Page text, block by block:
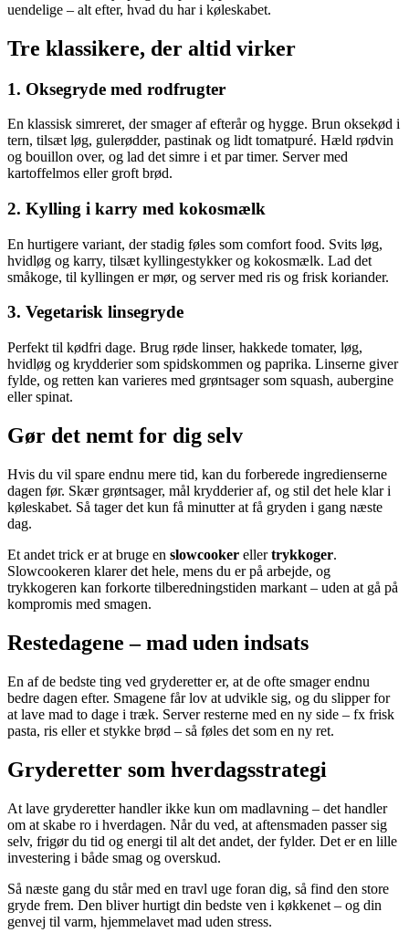
uendelige – alt efter, hvad du har i køleskabet.
Tre klassikere, der altid virker
1. Oksegryde med rodfrugter
En klassisk simreret, der smager af efterår og hygge. Brun oksekød i
tern, tilsæt løg, gulerødder, pastinak og lidt tomatpuré. Hæld rødvin
og bouillon over, og lad det simre i et par timer. Server med
kartoffelmos eller groft brød.
2. Kylling i karry med kokosmælk
En hurtigere variant, der stadig føles som comfort food. Svits løg,
hvidløg og karry, tilsæt kyllingestykker og kokosmælk. Lad det
småkoge, til kyllingen er mør, og server med ris og frisk koriander.
3. Vegetarisk linsegryde
Perfekt til kødfri dage. Brug røde linser, hakkede tomater, løg,
hvidløg og krydderier som spidskommen og paprika. Linserne giver
fylde, og retten kan varieres med grøntsager som squash, aubergine
eller spinat.
Gør det nemt for dig selv
Hvis du vil spare endnu mere tid, kan du forberede ingredienserne
dagen før. Skær grøntsager, mål krydderier af, og stil det hele klar i
køleskabet. Så tager det kun få minutter at få gryden i gang næste
dag.
Et andet trick er at bruge en slowcooker ellertrykkoger.
Slowcookeren klarer det hele, mens du er på arbejde, og
trykkogeren kan forkorte tilberedningstiden markant – uden at gå på
kompromis med smagen.
Restedagene – mad uden indsats
En af de bedste ting ved gryderetter er, at de ofte smager endnu
bedre dagen efter. Smagene får lov at udvikle sig, og du slipper for
at lave mad to dage i træk. Server resterne med en ny side – fx frisk
pasta, ris eller et stykke brød – så føles det som en ny ret.
Gryderetter som hverdagsstrategi
At lave gryderetter handler ikke kun om madlavning – det handler
om at skabe ro i hverdagen. Når du ved, at aftensmaden passer sig
selv, frigør du tid og energi til alt det andet, der fylder. Det er en lille
investering i både smag og overskud.
Så næste gang du står med en travl uge foran dig, så find den store
gryde frem. Den bliver hurtigt din bedste ven i køkkenet – og din
genvej til varm, hjemmelavet mad uden stress.